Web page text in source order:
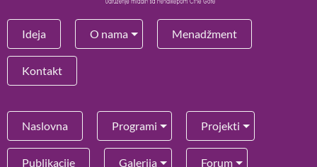
Ideja O nama Menadžment
Kontakt
Naslovna Programi Projekti
Publikacije Galerija Forum